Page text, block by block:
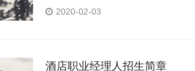
2020-02-03
酒店职业经理人招生简章